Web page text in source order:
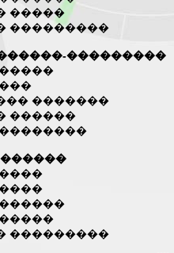
�����
���������
���������
�������
������
���������